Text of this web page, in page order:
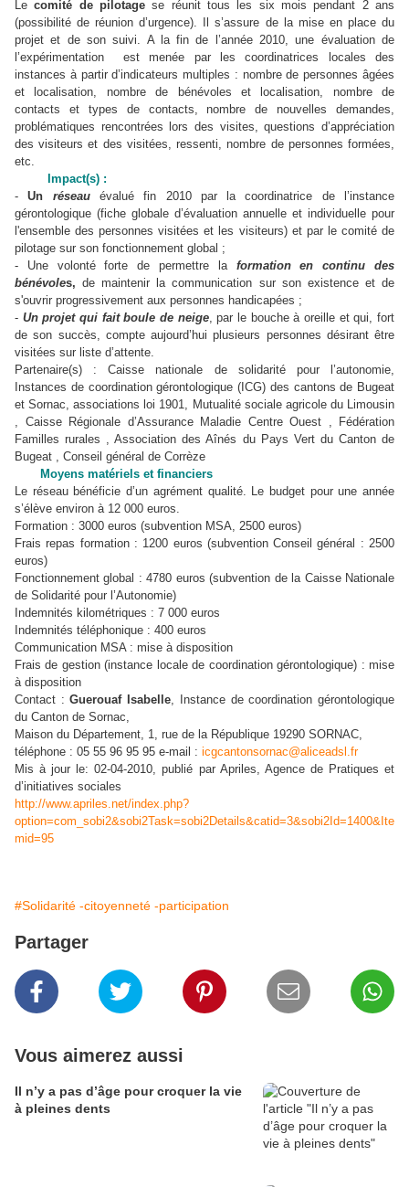
Lecomité de pilotage se réunit tous les six mois pendant 2 ans
(possibilité de réunion d’urgence). Il s’assure de la mise en place du
projet et de son suivi. A la fin de l’année 2010, une évaluation de
l’expérimentation est menée par les coordinatrices locales des
instances à partir d’indicateurs multiples : nombre de personnes âgées
et localisation, nombre de bénévoles et localisation, nombre de
contacts et types de contacts, nombre de nouvelles demandes,
problématiques rencontrées lors des visites, questions d’appréciation
des visiteurs et des visitées, ressenti, nombre de personnes formées,
etc.
Impact(s) :
-Un réseauévalué fin 2010 par la coordinatrice de l’instance
gérontologique (fiche globale d’évaluation annuelle et individuelle pour
l'ensemble des personnes visitées et les visiteurs) et par le comité de
pilotage sur son fonctionnement global ;
- Une volonté forte de permettre la formation en continu des
bénévoles, de maintenir la communication sur son existence et de
s'ouvrir progressivement aux personnes handicapées ;
- Un projet qui fait boule de neige, par le bouche à oreille et qui, fort
de son succès, compte aujourd’hui plusieurs personnes désirant être
visitées sur liste d’attente.
Partenaire(s) : Caisse nationale de solidarité pour l’autonomie,
Instances de coordination gérontologique (ICG) des cantons de Bugeat
et Sornac, associations loi 1901, Mutualité sociale agricole du Limousin
, Caisse Régionale d’Assurance Maladie Centre Ouest , Fédération
Familles rurales , Association des Aînés du Pays Vert du Canton de
Bugeat , Conseil général de Corrèze
Moyens matériels et financiers
Le réseau bénéficie d’un agrément qualité. Le budget pour une année
s’élève environ à 12 000 euros.
Formation : 3000 euros (subvention MSA, 2500 euros)
Frais repas formation : 1200 euros (subvention Conseil général : 2500
euros)
Fonctionnement global : 4780 euros (subvention de la Caisse Nationale
de Solidarité pour l’Autonomie)
Indemnités kilométriques : 7 000 euros
Indemnités téléphonique : 400 euros
Communication MSA : mise à disposition
Frais de gestion (instance locale de coordination gérontologique) : mise
à disposition
Contact :Guerouaf Isabelle, Instance de coordination gérontologique
du Canton de Sornac,
Maison du Département, 1, rue de la République 19290 SORNAC,
téléphone : 05 55 96 95 95 e-mail : icgcantonsornac@aliceadsl.fr
Mis à jour le: 02-04-2010, publié par Apriles, Agence de Pratiques et
d’initiatives sociales
http://www.apriles.net/index.php?
option=com_sobi2&sobi2Task=sobi2Details&catid=3&sobi2Id=1400&Ite
mid=95
#Solidarité -citoyenneté -participation
Partager
Vous aimerez aussi
Il n’y a pas d’âge pour croquer la vie
à pleines dents